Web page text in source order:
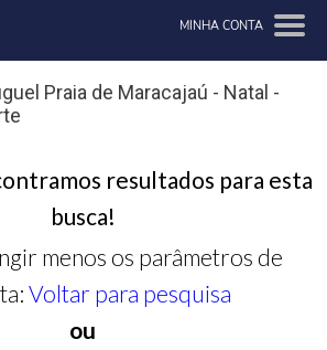
MINHA CONTA
Praia de Maracajaú - Natal -
resultados para esta
busca!
menos os parâmetros de
Voltar para pesquisa
ou